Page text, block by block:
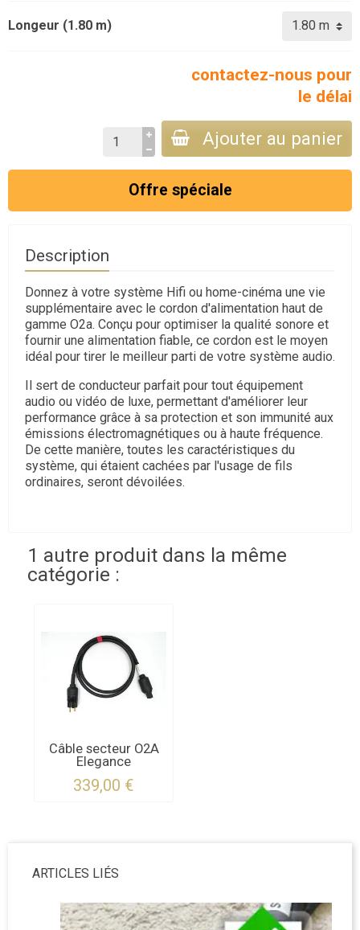
Longeur (1.80 m)
contactez-nous pour
le délai
Ajouter au panier
Offre spéciale
Description
Donnez à votre système Hifi ou home-cinéma une vie
supplémentaire avec le cordon d'alimentation haut de
gamme O2a. Conçu pour optimiser la qualité sonore et
fournir une alimentation fiable, ce cordon est le moyen
idéal pour tirer le meilleur parti de votre système audio.
Il sert de conducteur parfait pour tout équipement
audio ou vidéo de luxe, permettant d'améliorer leur
performance grâce à sa protection et son immunité aux
émissions électromagnétiques ou à haute fréquence.
De cette manière, toutes les caractéristiques du
système, qui étaient cachées par l'usage de fils
ordinaires, seront dévoilées.
1 autre produit dans la même
catégorie :
Câble secteur O2A
Elegance
339,00 €
ARTICLES LIÉS